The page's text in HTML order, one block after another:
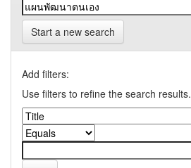
Start a new search
Add filters:
Use filters to refine the search results.